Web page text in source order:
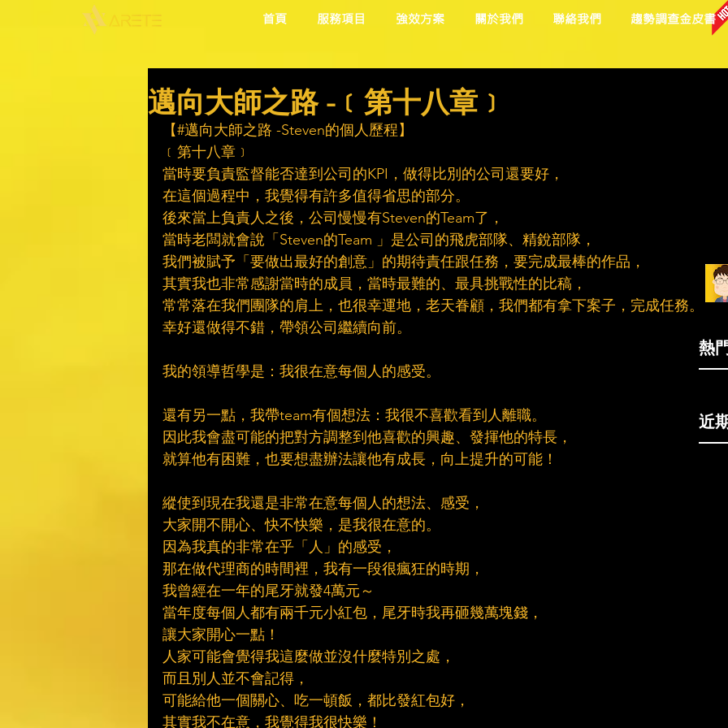
首頁 服務項目 強效方案 關於我們 聯絡我們 趨勢調查金皮書
邁向大師之路 -﹝第十八章﹞
【#邁向大師之路 -Steven的個人歷程】
﹝第十八章﹞
當時要負責監督能否達到公司的KPI，做得比別的公司還要好，
在這個過程中，我覺得有許多值得省思的部分。
後來當上負責人之後，公司慢慢有Steven的Team了，
當時老闆就會說「Steven的Team 」是公司的飛虎部隊、精銳部隊，
我們被賦予「要做出最好的創意」的期待責任跟任務，要完成最棒的作品，
其實我也非常感謝當時的成員，當時最難的、最具挑戰性的比稿，
常常落在我們團隊的肩上，也很幸運地，老天眷顧，我們都有拿下案子，完成任務。
幸好還做得不錯，帶領公司繼續向前。
我的領導哲學是：我很在意每個人的感受。
還有另一點，我帶team有個想法：我很不喜歡看到人離職。
因此我會盡可能的把對方調整到他喜歡的興趣、發揮他的特長，
就算他有困難，也要想盡辦法讓他有成長，向上提升的可能！
縱使到現在我還是非常在意每個人的想法、感受，
大家開不開心、快不快樂，是我很在意的。
因為我真的非常在乎「人」的感受，
那在做代理商的時間裡，我有一段很瘋狂的時期，
我曾經在一年的尾牙就發4萬元～
當年度每個人都有兩千元小紅包，尾牙時我再砸幾萬塊錢，
讓大家開心一點！
人家可能會覺得我這麼做並沒什麼特別之處，
而且別人並不會記得，
可能給他一個關心、吃一頓飯，都比發紅包好，
其實我不在意，我覺得我很快樂！
熱
近